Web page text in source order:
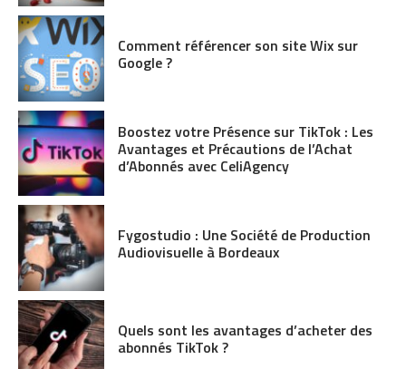
Comment référencer son site Wix sur
Google ?
Boostez votre Présence sur TikTok : Les
Avantages et Précautions de l’Achat
d’Abonnés avec CeliAgency
Fygostudio : Une Société de Production
Audiovisuelle à Bordeaux
Quels sont les avantages d’acheter des
abonnés TikTok ?